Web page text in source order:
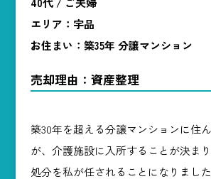
エリア：宇品
お住まい：築35年 分譲マンション
売却理由：資産整理
築30年を超える分譲マンションに住
が、介護施設に入所することが決ま
処分を私が任されることになりました
売却の無料査定 はこ